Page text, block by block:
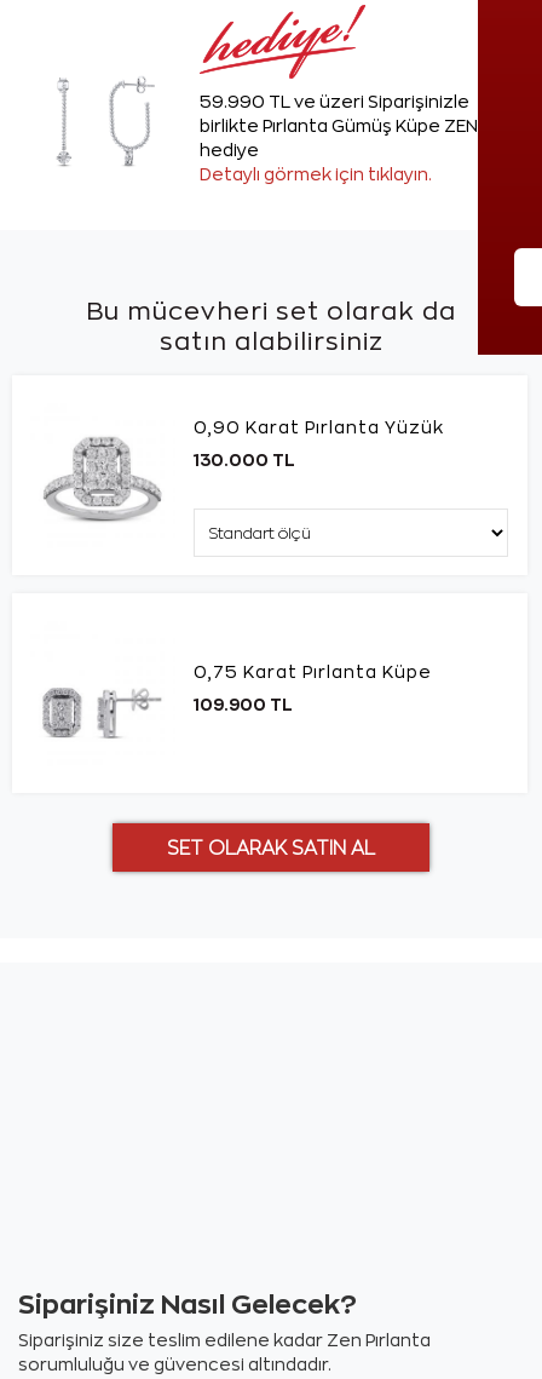
59.990 TL ve üzeri Siparişinizle
birlikte Pırlanta Gümüş Küpe ZEN'den
hediye
Detaylı görmek için tıklayın.
Bu mücevheri set olarak da
satın alabilirsiniz
0,90 Karat Pırlanta Yüzük
130.000 TL
0,75 Karat Pırlanta Küpe
109.900 TL
Siparişiniz Nasıl Gelecek?
Siparişiniz size teslim edilene kadar Zen Pırlanta
sorumluluğu ve güvencesi altındadır.